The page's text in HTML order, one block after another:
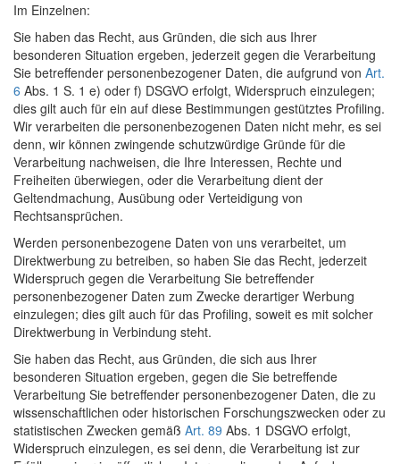
Im Einzelnen:
Sie haben das Recht, aus Gründen, die sich aus Ihrer
besonderen Situation ergeben, jederzeit gegen die Verarbeitung
Sie betreffender personenbezogener Daten, die aufgrund von Art.
6 Abs. 1 S. 1 e) oder f) DSGVO erfolgt, Widerspruch einzulegen;
dies gilt auch für ein auf diese Bestimmungen gestütztes Profiling.
Wir verarbeiten die personenbezogenen Daten nicht mehr, es sei
denn, wir können zwingende schutzwürdige Gründe für die
Verarbeitung nachweisen, die Ihre Interessen, Rechte und
Freiheiten überwiegen, oder die Verarbeitung dient der
Geltendmachung, Ausübung oder Verteidigung von
Rechtsansprüchen.
Werden personenbezogene Daten von uns verarbeitet, um
Direktwerbung zu betreiben, so haben Sie das Recht, jederzeit
Widerspruch gegen die Verarbeitung Sie betreffender
personenbezogener Daten zum Zwecke derartiger Werbung
einzulegen; dies gilt auch für das Profiling, soweit es mit solcher
Direktwerbung in Verbindung steht.
Sie haben das Recht, aus Gründen, die sich aus Ihrer
besonderen Situation ergeben, gegen die Sie betreffende
Verarbeitung Sie betreffender personenbezogener Daten, die zu
wissenschaftlichen oder historischen Forschungszwecken oder zu
statistischen Zwecken gemäß Art. 89 Abs. 1 DSGVO erfolgt,
Widerspruch einzulegen, es sei denn, die Verarbeitung ist zur